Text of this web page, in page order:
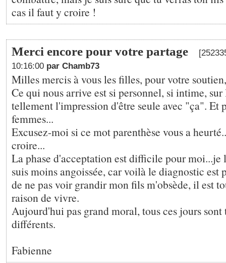
cas il faut y croire !
Merci encore pour votre partage
10:16:00 par Chamb73
Milles mercis à vous les filles, pour votre
Ce qui nous arrive est si personnel, si intime,
tellement l'impression d'être seule avec "ça". Et
femmes...
Excusez-moi si ce mot parenthèse vous a
croire...
La phase d'acceptation est difficile pour moi...je
suis moins angoissée, car voilà le diagnostic est
de ne pas voir grandir mon fils m'obsède, il est
raison de vivre.
Aujourd'hui pas grand moral, tous ces jours
différents.
Fabienne